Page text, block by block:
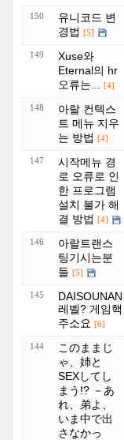
150
유니코드 변
경법 [5]
149
Xuse와
Eternal의 hr
오류는...
[4]
148
아랄 컨텍스
트 메뉴 지우
는 방법 [4]
147
시작메뉴 경
로 오류로 인
한 프로그램
설치 불가 해
결 방법 [4]
146
아랄트랜스
팅기시는분
들 [5]
145
DAISOUNAN
레벨? 게임핵
주소요 [6]
144
このままじ
ゃ、姉と
SEXしてし
まう!? －あ
れ、弟よ、
いま中で出
さなかっ